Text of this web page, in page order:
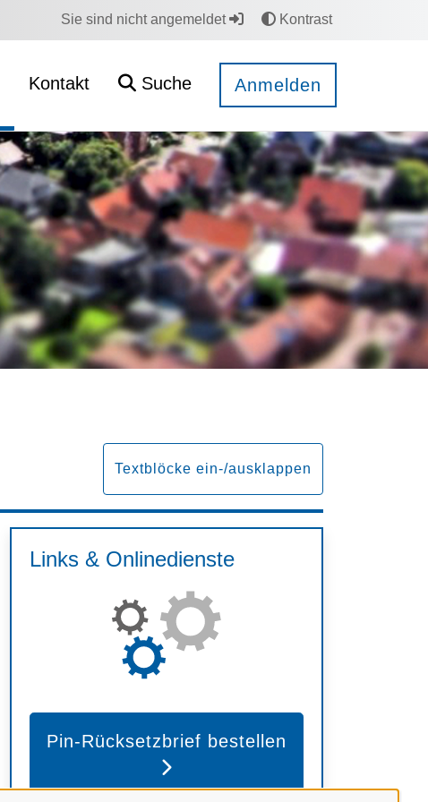
Sie sind nicht angemeldet Kontrast
Kontakt Suche Anmelden
Textblöcke ein-/ausklappen
Links & Onlinedienste
Pin-Rücksetzbrief bestellen